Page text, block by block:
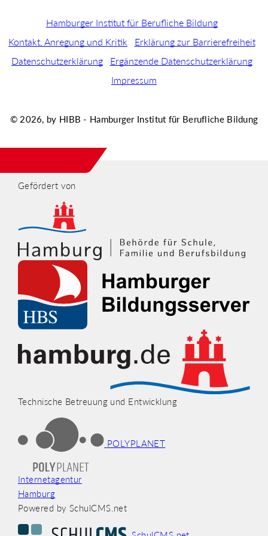
Hamburger Institut für Berufliche Bildung
Kontakt, Anregung und Kritik
Erklärung zur Barrierefreiheit
Datenschutzerklärung
Ergänzende Datenschutzerklärung
Impressum
© 2026, by HIBB - Hamburger Institut für Berufliche Bildung
Gefördert von
Technische Betreuung und Entwicklung
POLYPLANET
Internetagentur
Hamburg
Powered by SchulCMS.net